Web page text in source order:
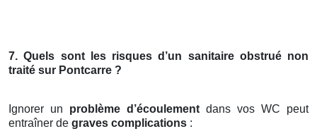
7. Quels sont les risques d’un sanitaire obstrué non
traité sur Pontcarre ?
Ignorer un problème d’écoulement dans vos WC peut
entraîner de graves complications :